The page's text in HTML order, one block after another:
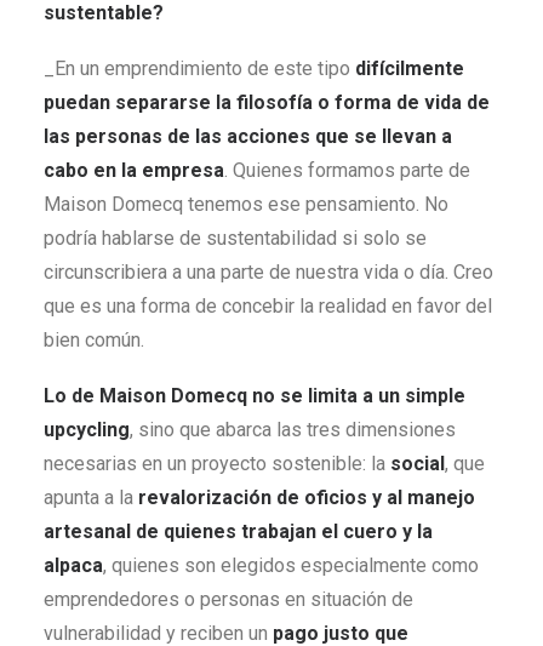
sustentable?
_En un emprendimiento de este tipo difícilmente
puedan separarse la filosofía o forma de vida de
las personas de las acciones que se llevan a
cabo en la empresa. Quienes formamos parte de
Maison Domecq tenemos ese pensamiento. No
podría hablarse de sustentabilidad si solo se
circunscribiera a una parte de nuestra vida o día. Creo
que es una forma de concebir la realidad en favor del
bien común.
Lo de Maison Domecq no se limita a un simple
upcycling, sino que abarca las tres dimensiones
necesarias en un proyecto sostenible: la social, que
apunta a la revalorización de oficios y al manejo
artesanal de quienes trabajan el cuero y la
alpaca, quienes son elegidos especialmente como
emprendedores o personas en situación de
vulnerabilidad y reciben un pago justo que